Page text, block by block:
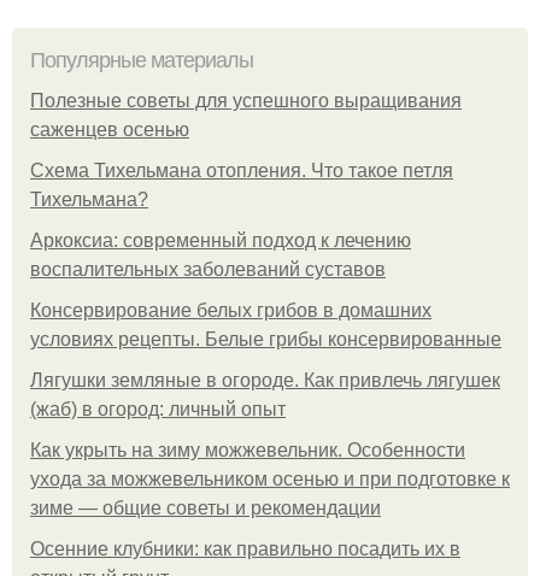
Популярные материалы
Полезные советы для успешного выращивания
саженцев осенью
Схема Тихельмана отопления. Что такое петля
Тихельмана?
Аркоксиа: современный подход к лечению
воспалительных заболеваний суставов
Консервирование белых грибов в домашних
условиях рецепты. Белые грибы консервированные
Лягушки земляные в огороде. Как привлечь лягушек
(жаб) в огород: личный опыт
Как укрыть на зиму можжевельник. Особенности
ухода за можжевельником осенью и при подготовке к
зиме — общие советы и рекомендации
Осенние клубники: как правильно посадить их в